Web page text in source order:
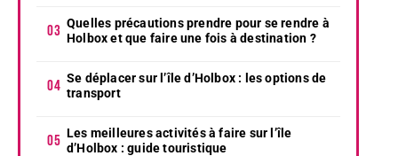
Quelles précautions prendre pour se rendre à
Holbox et que faire une fois à destination ?
Se déplacer sur l’île d’Holbox : les options de
transport
Les meilleures activités à faire sur l’île
d’Holbox : guide touristique